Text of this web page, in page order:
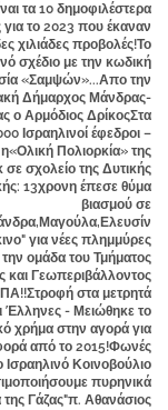
τα 10 δημοφιλέστερα
για το 2023 που έκαναν
χιλιάδες προβολές!Το
σχέδιο με την κωδική
«Σαμψών»...Απο την
Δήμαρχος Μάνδρας-
ο Αρμόδιος ΔρίκοςΣτα
Ισραηλινοί έφεδροι –
Πολιορκία» της
σε σχολείο της Δυτικής
13χρονη έπεσε θύμα
βιασμού σε
για νέες πλημμύρες
ομάδα του Τμήματος
και Γεωπεριβάλλοντος
στα μετρητά
Έλληνες - Μειώθηκε το
χρήμα στην αγορά για
από το 2015!Φωνές
Ισραηλινό Κοινοβούλιο
πυρηνικά
Γάζας"π. Αθανάσιος